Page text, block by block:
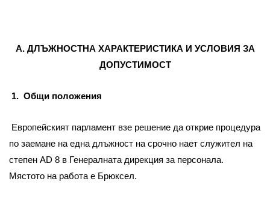
А. ДЛЪЖНОСТНА ХАРАКТЕРИСТИКА И УСЛОВИЯ ЗА
ДОПУСТИМОСТ
1. Общи положения
Европейският парламент взе решение да открие процедура
по заемане на една длъжност на срочно нает служител на
степен AD 8 в Генералната дирекция за персонала.
Мястото на работа е Брюксел.